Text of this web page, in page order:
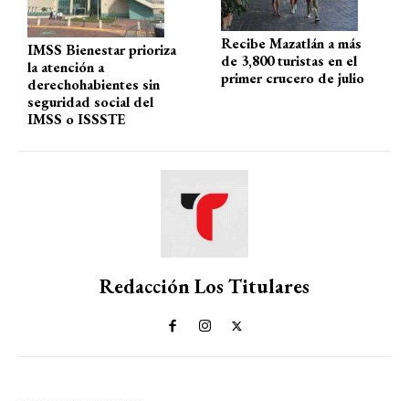
IMSS Bienestar prioriza
la atención a
derechohabientes sin
seguridad social del
IMSS o ISSSTE
Recibe Mazatlán a más
de 3,800 turistas en el
primer crucero de julio
Redacción Los Titulares